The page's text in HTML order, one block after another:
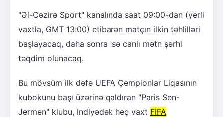
"Əl-Cəzirə Sport" kanalında saat 09:00-dan (yerli
vaxtla, GMT 13:00) etibarən matçın ilkin təhlilləri
başlayacaq, daha sonra isə canlı mətn şərhi
təqdim olunacaq.
Bu mövsüm ilk dəfə UEFA Çempionlar Liqasının
kubokunu başı üzərinə qaldıran "Paris Sen-
Jermen" klubu, indiyədək heç vaxt FIFA